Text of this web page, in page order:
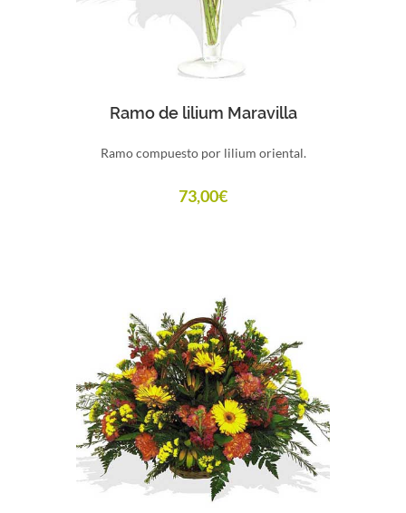
Comprar
Ramo de lilium Maravilla
Ramo compuesto por lilium oriental.
73,00€